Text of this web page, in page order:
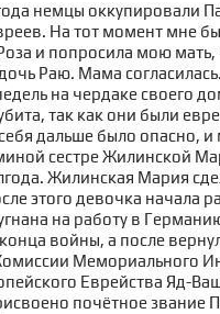
немцы оккупировали
На тот момент мне
и попросила мою
Раю. Мама
на чердаке своего
так как они были
дальше было опасно,
сестре Жилинской
Жилинская Мария
этого девочка начала
на работу в
конца войны, а после
Мемориального
Еврейства Яд-
почётное